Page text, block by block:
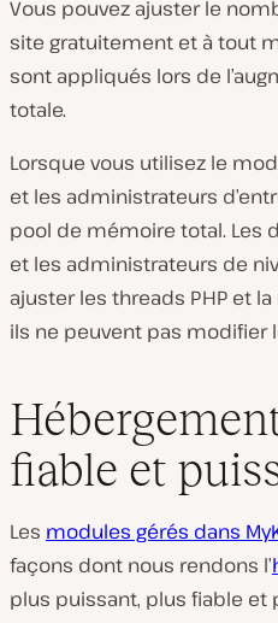
Vous pouvez ajuster le
site gratuitement et à tout
sont appliqués lors de
totale.
Lorsque vous utilisez le
et les administrateurs
pool de mémoire total. Les
et les administrateurs de
ajuster les threads PHP et
ils ne peuvent pas modifier
fiable et
Les modules gérés dans
façons dont nous rendons l’
plus puissant, plus fiable et